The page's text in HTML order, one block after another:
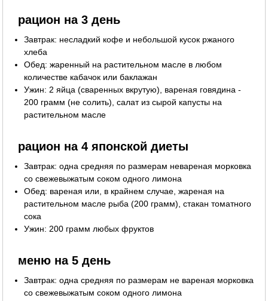
рацион на 3 день
Завтрак: несладкий кофе и небольшой кусок ржаного
хлеба
Обед: жаренный на растительном масле в любом
количестве кабачок или баклажан
Ужин: 2 яйца (сваренных вкрутую), вареная говядина -
200 грамм (не солить), салат из сырой капусты на
растительном масле
рацион на 4 японской диеты
Завтрак: одна средняя по размерам невареная морковка
со свежевыжатым соком одного лимона
Обед: вареная или, в крайнем случае, жареная на
растительном масле рыба (200 грамм), стакан томатного
сока
Ужин: 200 грамм любых фруктов
меню на 5 день
Завтрак: одна средняя по размерам не вареная морковка
со свежевыжатым соком одного лимона